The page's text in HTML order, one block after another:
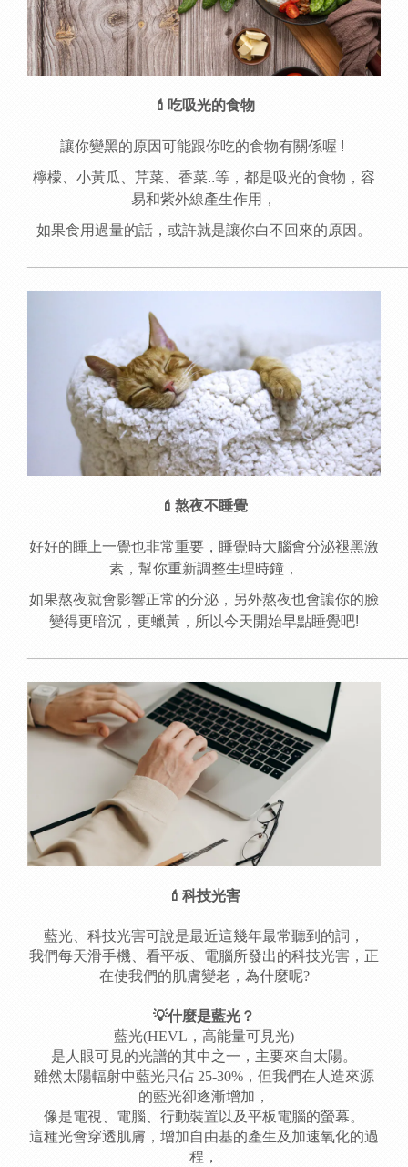
💄吃吸光的食物
讓你變黑的原因可能跟你吃的食物有關係喔 !
檸檬、小黃瓜、芹菜、香菜..等，都是吸光的食物，容
易和紫外線產生作用，
如果食用過量的話，或許就是讓你白不回來的原因。
💄 熬夜不睡覺
好好的睡上一覺也非常重要，睡覺時大腦會分泌褪黑激
素，幫你重新調整生理時鐘，
如果熬夜就會影響正常的分泌，另外熬夜也會讓你的臉
變得更暗沉，更蠟黃，所以今天開始早點睡覺吧!
💄科技光害
藍光、科技光害可說是最近這幾年最常聽到的詞，
我們每天滑手機、看平板、電腦所發出的科技光害，正
在使我們的肌膚變老，為什麼呢?
💡什麼是藍光？
藍光(HEVL，高能量可見光)
是人眼可見的光譜的其中之一，主要來自太陽。
雖然太陽輻射中藍光只佔 25-30%，但我們在人造來源
的藍光卻逐漸增加，
像是電視、電腦、行動裝置以及平板電腦的螢幕。
這種光會穿透肌膚，增加自由基的產生及加速氧化的過
程，